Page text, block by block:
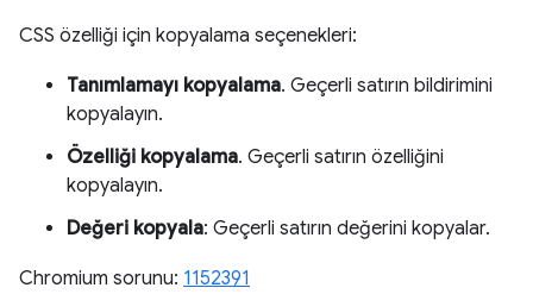
CSS özelliği için kopyalama seçenekleri:
Tanımlamayı kopyalama. Geçerli satırın bildirimini
kopyalayın.
Özelliği kopyalama. Geçerli satırın özelliğini
kopyalayın.
Değeri kopyala: Geçerli satırın değerini kopyalar.
Chromium sorunu: 1152391